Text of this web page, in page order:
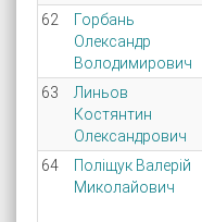
62
Горбань
Олександр
Володимирович
63
Линьов
Костянтин
Олександрович
64
Поліщук Валерій
Миколайович